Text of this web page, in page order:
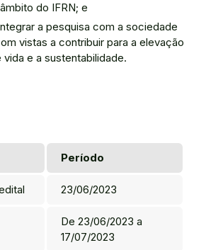
do IFRN; e
a pesquisa com a sociedade
vistas a contribuir para a elevação
vida e a sustentabilidade.
Período
23/06/2023
De 23/06/2023 a
17/07/2023